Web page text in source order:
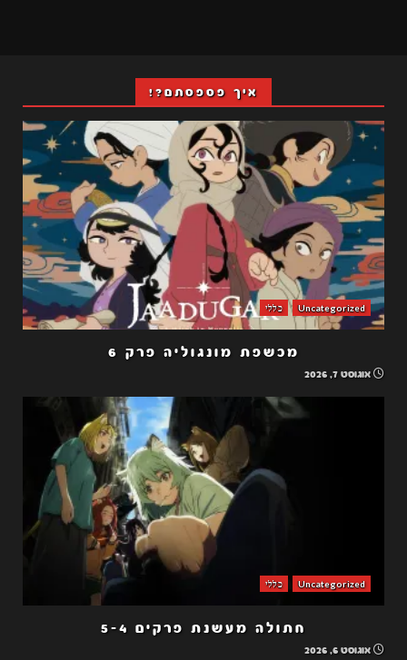
איך פספסתם?!
Uncategorized כללי
מכשפת מונגוליה פרק 6
אוגוסט 7, 2026
Uncategorized כללי
חתולה מעשנת פרקים 5-4
אוגוסט 6, 2026